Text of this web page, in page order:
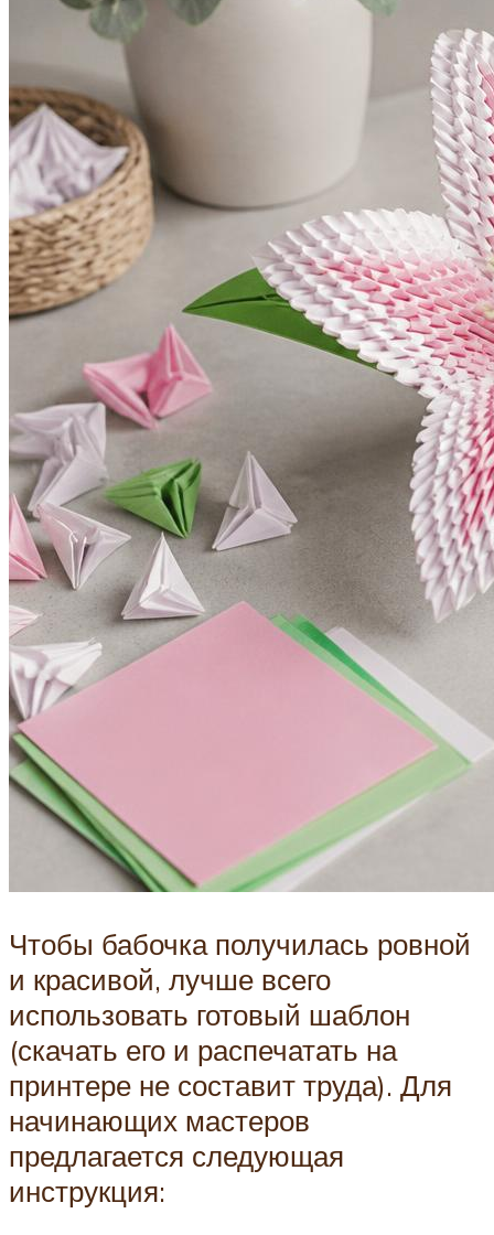
Чтобы бабочка получилась ровной
и красивой, лучше всего
использовать готовый шаблон
(скачать его и распечатать на
принтере не составит труда). Для
начинающих мастеров
предлагается следующая
инструкция: